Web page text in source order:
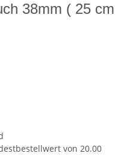
38mm ( 25 cm
von 20.00